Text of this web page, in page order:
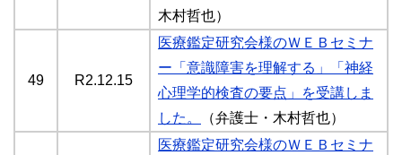
木村哲也）
49 R2.12.15
医療鑑定研究会様のＷＥＢセミナ
ー「意識障害を理解する」「神経
心理学的検査の要点」を受講しま
した。
（弁護士・木村哲也）
医療鑑定研究会様のＷＥＢセミナ